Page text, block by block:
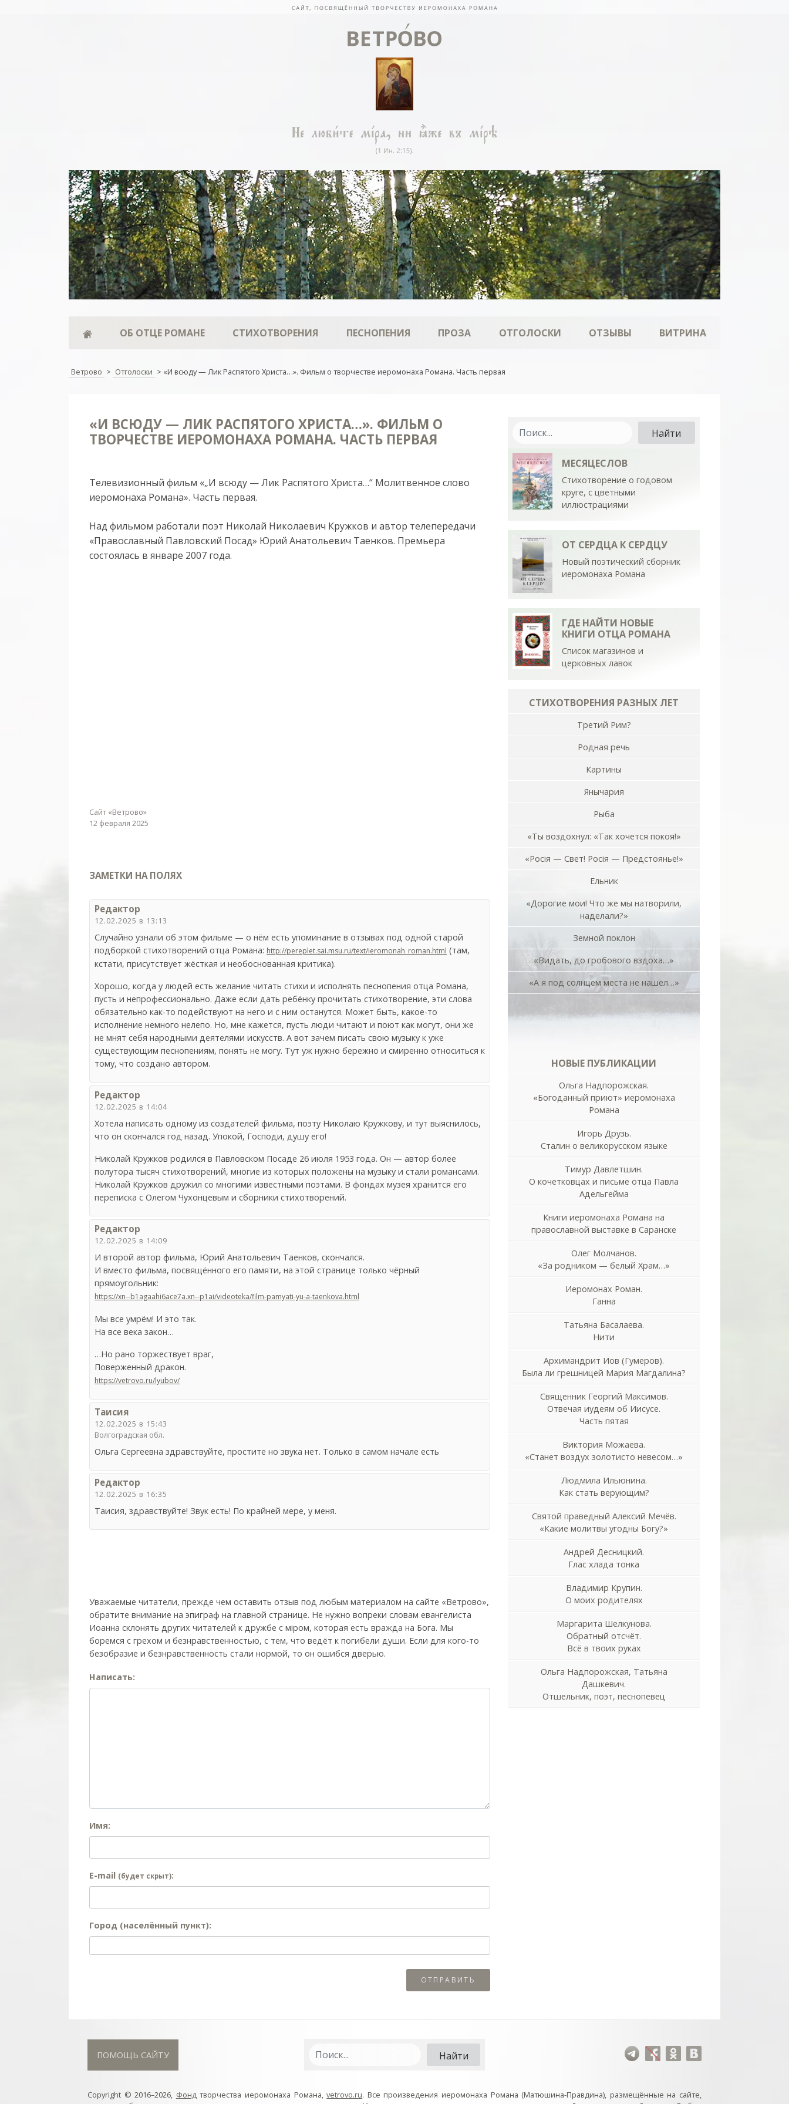
ОБ ОТЦЕ РОМАНЕ СТИХОТВОРЕНИЯ ПЕСНОПЕНИЯ ПРОЗА ОТГОЛОСКИ ОТЗЫВЫ ВИТРИНА
Ветрово > Отголоски > «И всюду — Лик Распятого Христа…». Фильм о творчестве иеромонаха Романа. Часть первая
«И ВСЮДУ — ЛИК РАСПЯТОГО ХРИСТА…». ФИЛЬМ О
ТВОРЧЕСТВЕ ИЕРОМОНАХА РОМАНА. ЧАСТЬ ПЕРВАЯ
Телевизионный фильм «„И всюду — Лик Распятого Христа…“ Молитвенное слово
иеромонаха Романа». Часть первая.
Над фильмом работали поэт Николай Николаевич Кружков и автор телепередачи
«Православный Павловский Посад» Юрий Анатольевич Таенков. Премьера
состоялась в январе 2007 года.
Сайт «Ветрово»
12 февраля 2025
ЗАМЕТКИ НА ПОЛЯХ
Редактор
12.02.2025 в 13:13
Случайно узнали об этом фильме — о нём есть упоминание в отзывах под одной старой
подборкой стихотворений отца Романа: http://pereplet.sai.msu.ru/text/ieromonah_roman.html (там,
кстати, присутствует жёсткая и необоснованная критика).
Хорошо, когда у людей есть желание читать стихи и исполнять песнопения отца Романа,
пусть и непрофессионально. Даже если дать ребёнку прочитать стихотворение, эти слова
обязательно как-то подействуют на него и с ним останутся. Может быть, какое-то
исполнение немного нелепо. Но, мне кажется, пусть люди читают и поют как могут, они же
не мнят себя народными деятелями искусств. А вот зачем писать свою музыку к уже
существующим песнопениям, понять не могу. Тут уж нужно бережно и смиренно относиться к
тому, что создано автором.
Редактор
12.02.2025 в 14:04
Хотела написать одному из создателей фильма, поэту Николаю Кружкову, и тут выяснилось,
что он скончался год назад. Упокой, Господи, душу его!
Николай Кружков родился в Павловском Посаде 26 июля 1953 года. Он — автор более
полутора тысяч стихотворений, многие из которых положены на музыку и стали романсами.
Николай Кружков дружил со многими известными поэтами. В фондах музея хранится его
переписка с Олегом Чухонцевым и сборники стихотворений.
Редактор
12.02.2025 в 14:09
И второй автор фильма, Юрий Анатольевич Таенков, скончался.
И вместо фильма, посвящённого его памяти, на этой странице только чёрный
прямоугольник:
https://xn--b1agaahi6ace7a.xn--p1ai/videoteka/film-pamyati-yu-a-taenkova.html
Мы все умрём! И это так.
На все века закон…
…Но рано торжествует враг,
Поверженный дракон.
https://vetrovo.ru/lyubov/
Таисия
12.02.2025 в 15:43
Волгоградская обл.
Ольга Сергеевна здравствуйте, простите но звука нет. Только в самом начале есть
Редактор
12.02.2025 в 16:35
Таисия, здравствуйте! Звук есть! По крайней мере, у меня.
Уважаемые читатели, прежде чем оставить отзыв под любым материалом на сайте «Ветрово»,
обратите внимание на эпиграф на главной странице. Не нужно вопреки словам евангелиста
Иоанна склонять других читателей к дружбе с мiром, которая есть вражда на Бога. Мы
боремся с грехом и без­нрав­ствен­ностью, с тем, что ведёт к погибели души. Если для кого-то
безобразие и безнравственность стали нормой, то он ошибся дверью.
Написать:
Имя:
E-mail (будет скрыт):
Город (населённый пункт):
МЕСЯЦЕСЛОВ
Стихотворение о годовом
круге, с цветными
иллюстрациями
ОТ СЕРДЦА К СЕРДЦУ
Новый поэтический сборник
иеромонаха Романа
ГДЕ НАЙТИ НОВЫЕ
КНИГИ ОТЦА РОМАНА
Список магазинов и
церковных лавок
СТИХОТВОРЕНИЯ РАЗНЫХ ЛЕТ
Третий Рим?
Родная речь
Картины
Янычария
Рыба
«Ты воздохнул: «Так хочется покоя!»
«Росiя — Свет! Росiя — Предстоянье!»
Ельник
«Дорогие мои! Что же мы натворили,
наделали?»
Земной поклон
«Видать, до гробового вздоха…»
«А я под солнцем места не нашёл…»
НОВЫЕ ПУБЛИКАЦИИ
Ольга Надпорожская.
«Богоданный приют» иеромонаха
Романа
Игорь Друзь.
Сталин о великорусском языке
Тимур Давлетшин.
О кочетковцах и письме отца Павла
Адельгейма
Книги иеромонаха Романа на
православной выставке в Саранске
Олег Молчанов.
«За родником — белый Храм…»
Иеромонах Роман.
Ганна
Татьяна Басалаева.
Нити
Архимандрит Иов (Гумеров).
Была ли грешницей Мария Магдалина?
Священник Георгий Максимов.
Отвечая иудеям об Иисусе.
Часть пятая
Виктория Можаева.
«Станет воздух золотисто невесом…»
Людмила Ильюнина.
Как стать верующим?
Святой праведный Алексий Мечёв.
«Какие молитвы угодны Богу?»
Андрей Десницкий.
Глас хлада тонка
Владимир Крупин.
О моих родителях
Маргарита Шелкунова.
Обратный отсчёт.
Всё в твоих руках
Ольга Надпорожская, Татьяна
Дашкевич.
Отшельник, поэт, песнопевец
ПОМОЩЬ САЙТУ
Copyright © 2016–2026, Фондтворчества иеромонаха Романа,vetrovo.ru. Все произведения иеромонаха Романа (Матюшина-Правдина), размещённые на сайте,